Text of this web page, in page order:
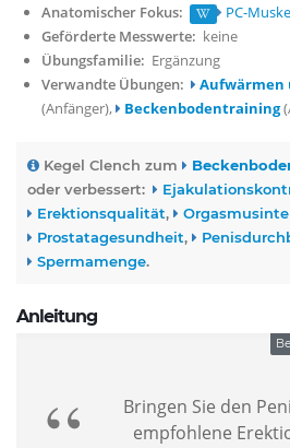
Anatomischer Fokus:
PC-
Geförderte Messwerte: keine
Übungsfamilie: Ergänzung
Verwandte Übungen:
Aufwärmen
(Anfänger)
Beckenbodentraining
Kegel Clench zum
oder verbessert:
Erektionsqualität
Prostatagesundheit
Spermamenge
Anleitung
Bringen Sie den
empfohlene